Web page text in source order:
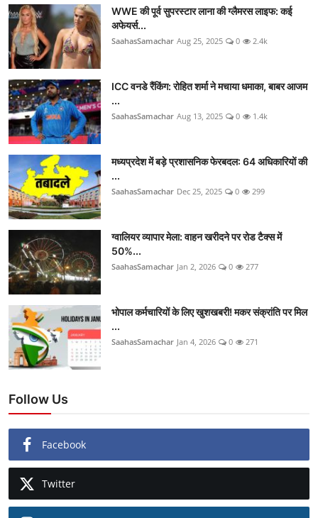
WWE की पूर्व सुपरस्टार लाना की ग्लैमरस लाइफ: कई
अफेयर्स...
SaahasSamachar Aug 25, 2025 0 2.4k
ICC वनडे रैंकिंग: रोहित शर्मा ने मचाया धमाका, बाबर आजम
...
SaahasSamachar Aug 13, 2025 0 1.4k
मध्यप्रदेश में बड़े प्रशासनिक फेरबदल: 64 अधिकारियों की
...
SaahasSamachar Dec 25, 2025 0 299
ग्वालियर व्यापार मेला: वाहन खरीदने पर रोड टैक्स में
50%...
SaahasSamachar Jan 2, 2026 0 277
भोपाल कर्मचारियों के लिए खुशखबरी! मकर संक्रांति पर मिल
...
SaahasSamachar Jan 4, 2026 0 271
Follow Us
Facebook
Twitter